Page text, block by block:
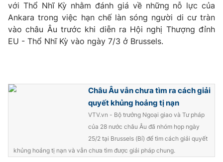
Liên hệ quảng cáo:024-7300.7108
® Cấm sao chép dưới mọi hình thức nếu không có sự chấp
với Thổ Nhĩ Kỳ nhằm đánh giá về những nỗ lực của
Ankara trong việc hạn chế làn sóng người di cư tràn
vào châu Âu trước khi diễn ra Hội nghị Thượng đỉnh
EU - Thổ Nhĩ Kỳ vào ngày 7/3 ở Brussels.
Châu Âu vẫn chưa tìm ra cách giải
quyết khủng hoảng tị nạn
VTV.vn - Bộ trưởng Ngoại giao và Tư pháp
của 28 nước châu Âu đã nhóm họp ngày
25/2 tại Brussels (Bỉ) để tìm cách giải quyết
khủng hoảng tị nạn và vẫn chưa tìm được giải pháp chung.